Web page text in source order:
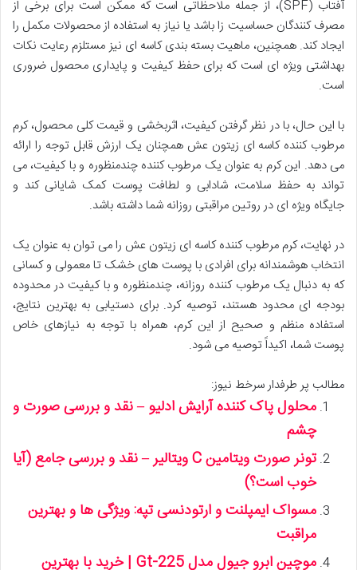
آفتاب (SPF)، از جمله ملاحظاتی است که ممکن است برای برخی از
مصرف کنندگان حساسیت زا باشد یا نیاز به استفاده از محصولات مکمل را
ایجاد کند. همچنین، ماهیت بسته بندی کاسه ای نیز مستلزم رعایت نکات
بهداشتی ویژه ای است که برای حفظ کیفیت و پایداری محصول ضروری
است.
با این حال، با در نظر گرفتن کیفیت، اثربخشی و قیمت کلی محصول، کرم
مرطوب کننده کاسه ای زیتون عش همچنان یک ارزش قابل توجه را ارائه
می دهد. این کرم به عنوان یک مرطوب کننده چندمنظوره و با کیفیت، می
تواند به حفظ سلامت، شادابی و لطافت پوست کمک شایانی کند و
جایگاه ویژه ای در روتین مراقبتی روزانه شما داشته باشد.
در نهایت، کرم مرطوب کننده کاسه ای زیتون عش را می توان به عنوان یک
انتخاب هوشمندانه برای افرادی با پوست های خشک تا معمولی و کسانی
که به دنبال یک مرطوب کننده روزانه، چندمنظوره و با کیفیت در محدوده
بودجه ای محدود هستند، توصیه کرد. برای دستیابی به بهترین نتایج،
استفاده منظم و صحیح از این کرم، همراه با توجه به نیازهای خاص
پوست شما، اکیداً توصیه می شود.
مطالب پر طرفدار سرخط نیوز:
محلول پاک کننده آرایش ادلیو – نقد و بررسی صورت و
چشم
تونر صورت ویتامین C ویتالیر – نقد و بررسی جامع (آیا
خوب است؟)
مسواک ایمپلنت و ارتودنسی تپه: ویژگی ها و بهترین
مراقبت
موچین ابرو جیول مدل Gt-225 | خرید با بهترین